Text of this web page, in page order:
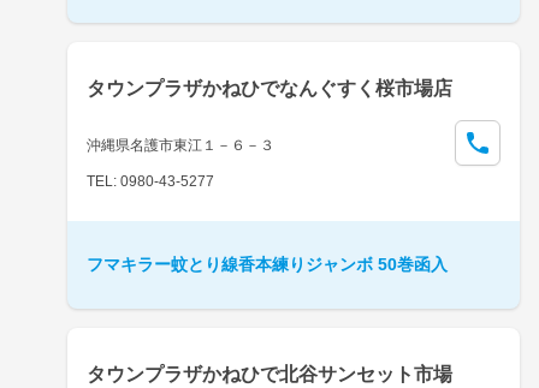
タウンプラザかねひでなんぐすく桜市場店
沖縄県名護市東江１－６－３
TEL: 0980-43-5277
フマキラー蚊とり線香本練りジャンボ 50巻函入
タウンプラザかねひで北谷サンセット市場